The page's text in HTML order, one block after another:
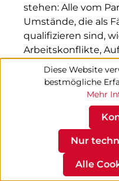
stehen: Alle vom
Umstände, die als
qualifizieren sind,
Arbeitskonflikte,
Beschlagnahmung,
Flugzeugabstürze,
Die Partei, die sich
Entlastungsgrund
Partei sofort in
Diese Website
bestmögliche
Mehr
Nur
Alle